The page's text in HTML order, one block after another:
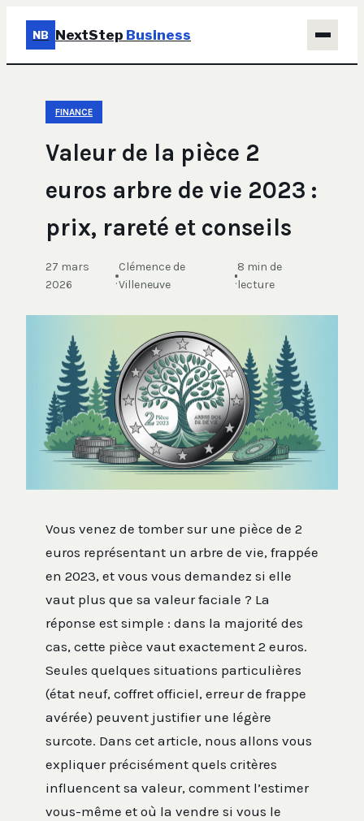
NB NextStep Business
FINANCE
Valeur de la pièce 2
euros arbre de vie 2023 :
prix, rareté et conseils
27 mars
2026
·
Clémence de
Villeneuve
·
8 min de
lecture
Vous venez de tomber sur une pièce de 2
euros représentant un arbre de vie, frappée
en 2023, et vous vous demandez si elle
vaut plus que sa valeur faciale ? La
réponse est simple : dans la majorité des
cas, cette pièce vaut exactement 2 euros.
Seules quelques situations particulières
(état neuf, coffret officiel, erreur de frappe
avérée) peuvent justifier une légère
surcote. Dans cet article, nous allons vous
expliquer précisément quels critères
influencent sa valeur, comment l’estimer
vous-même et où la vendre si vous le